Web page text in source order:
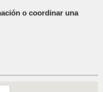
o coordinar una